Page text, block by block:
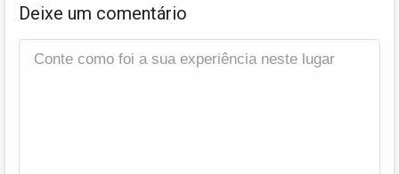
Deixe um comentário